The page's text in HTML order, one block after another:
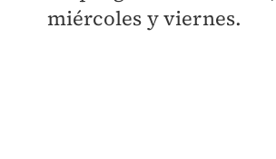
miércoles y viernes.